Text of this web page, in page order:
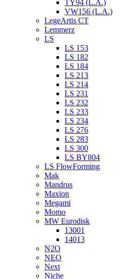
TY94 (L.A.)
VW156 (L.A.)
LegeArtis CT
Lemmerz
LS
LS 153
LS 182
LS 184
LS 213
LS 214
LS 231
LS 232
LS 233
LS 234
LS 276
LS 283
LS 300
LS BY804
LS FlowForming
Mak
Mandrus
Maxion
Megami
Momo
MW Eurodisk
13001
14013
N2O
NEO
Next
Niche